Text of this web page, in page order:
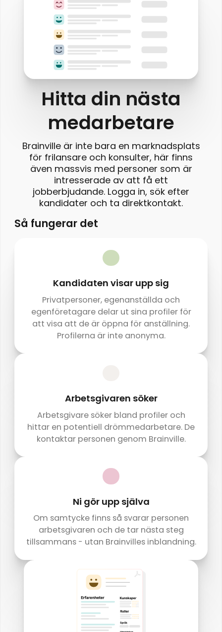
Hitta din nästa
medarbetare
Brainville är inte bara en marknadsplats
för frilansare och konsulter, här finns
även massvis med personer som är
intresserade av att få ett
jobberbjudande. Logga in, sök efter
kandidater och ta direktkontakt.
Så fungerar det
Kandidaten visar upp sig
Privatpersoner, egenanställda och
egenföretagare delar ut sina profiler för
att visa att de är öppna för anställning.
Profilerna är inte anonyma.
Arbetsgivaren söker
Arbetsgivare söker bland profiler och
hittar en potentiell drömmedarbetare. De
kontaktar personen genom Brainville.
Ni gör upp själva
Om samtycke finns så svarar personen
arbetsgivaren och de tar nästa steg
tillsammans - utan Brainvilles inblandning.